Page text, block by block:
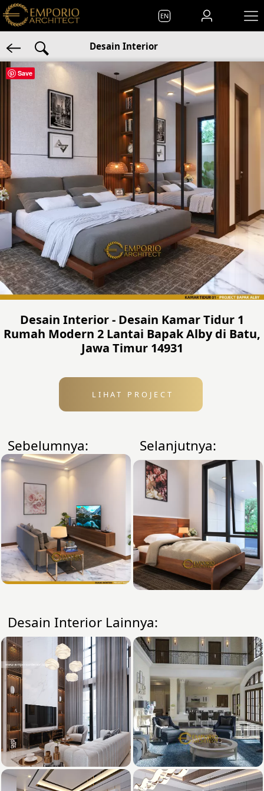
EN
Desain Interior
Desain Interior - Desain Kamar Tidur 1
Rumah Modern 2 Lantai Bapak Alby di Batu,
Jawa Timur 14931
LIHAT PROJECT
Sebelumnya: Selanjutnya:
Desain Interior Lainnya:
Save